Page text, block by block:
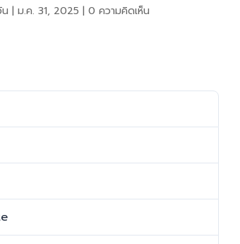
|ม.ค. 31, 2025 |0 ความคิดเห็น